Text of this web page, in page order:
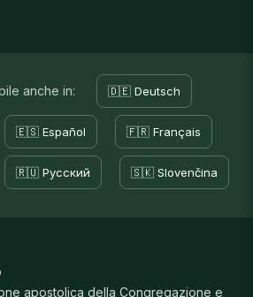
anche in: 🇩🇪 Deutsch
🇪🇸 Español 🇫🇷 Français
🇷🇺 Русский 🇸🇰 Slovenčina
apostolica della Congregazione e